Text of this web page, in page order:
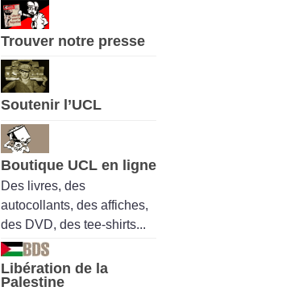
Trouver notre presse
Soutenir l’UCL
Boutique UCL en ligne
Des livres, des
autocollants, des affiches,
des DVD, des tee-shirts...
Libération de la
Palestine